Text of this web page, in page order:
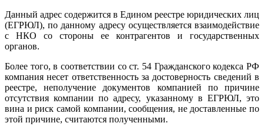
Данный адрес содержится в Едином реестре юридических лиц
(ЕГРЮЛ), по данному адресу осуществляется взаимодействие
с НКО со стороны ее контрагентов и государственных
органов.
Более того, в соответствии со ст. 54 Гражданского кодекса РФ
компания несет ответственность за достоверность сведений в
реестре, неполучение документов компанией по причине
отсутствия компании по адресу, указанному в ЕГРЮЛ, это
вина и риск самой компании, сообщения, не доставленные по
этой причине, считаются полученными.